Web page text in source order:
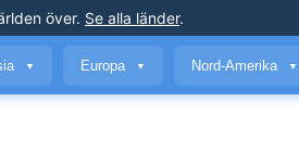
över. Se alla länder.
▼ Europa ▼ Nord-Amerika ▼